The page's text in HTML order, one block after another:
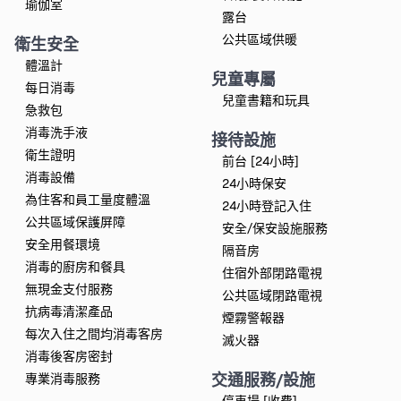
瑜伽室
衛生安全
體溫計
每日消毒
急救包
消毒洗手液
衛生證明
消毒設備
為住客和員工量度體溫
公共區域保護屏障
安全用餐環境
消毒的廚房和餐具
無現金支付服務
抗病毒清潔產品
每次入住之間均消毒客房
消毒後客房密封
專業消毒服務
露台
公共區域供暖
兒童專屬
兒童書籍和玩具
接待設施
前台 [24小時]
24小時保安
24小時登記入住
安全/保安設施服務
隔音房
住宿外部閉路電視
公共區域閉路電視
煙霧警報器
滅火器
交通服務/設施